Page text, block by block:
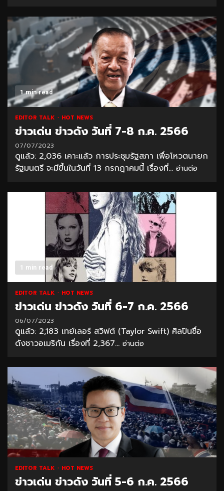
1 min read
EDITOR TALK HOT NEWS
ข่าวเด่น ข่าวดัง วันที่ 7-8 ก.ค. 2566
07/07/2023
ดูแล้ว: 2,036 เคาะแล้ว การประชุมรัฐสภา เพื่อโหวตนายก
รัฐมนตรี จะมีขึ้นในวันที่ 13 กรกฎาคมนี้ เรื่องที่... อ่านต่อ
1 min read
EDITOR TALK HOT NEWS
ข่าวเด่น ข่าวดัง วันที่ 6-7 ก.ค. 2566
06/07/2023
ดูแล้ว: 2,183 เทย์เลอร์ สวิฟต์ (Taylor Swift) ศิลปินชื่อ
ดังชาวอเมริกัน เรื่องที่ 2,367... อ่านต่อ
EDITOR TALK HOT NEWS
ข่าวเด่น ข่าวดัง วันที่ 5-6 ก.ค. 2566